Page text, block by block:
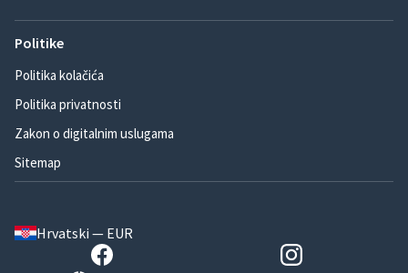
Politike
Politika kolačića
Politika privatnosti
Zakon o digitalnim uslugama
Sitemap
Hrvatski — EUR